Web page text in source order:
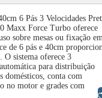
6 Pás 3 Velocidades
Maxx Force Turbo oferece
sobre mesas ou fixação
de 6 pás e 40cm
O sistema oferece 3
para distribuição
domésticos, conta com
no motor e grades com